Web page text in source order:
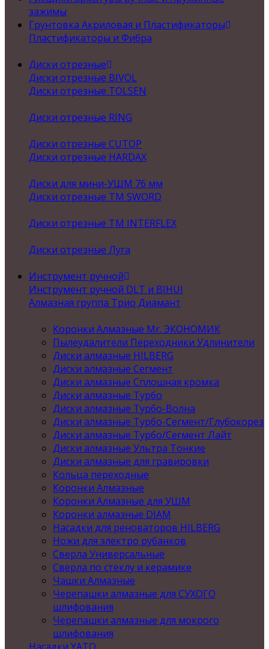
зажимы
Грунтовка Акриловая и Пластификаторы
Пластификаторы и Фибра
Диски отрезные
Диски отрезные BIVOL
Диски отрезные TOLSEN
Диски отрезные RING
Диски отрезные CUTOP
Диски отрезные HARDAX
Диски для мини-УШМ 76 мм
Диски отрезные ТМ SWORD
Диски отрезные ТМ INTERFLEX
Диски отрезные Луга
Инструмент ручной
Инструмент ручной DLT и BIHUI
Алмазная группа Трио Диамант
Коронки Алмазные Mr. ЭКОНОМИК
Пылеудалители Переходники Удлинители
Диски алмазные HILBERG
Диски алмазные Сегмент
Диски алмазные Сплошная кромка
Диски алмазные Турбо
Диски алмазные Турбо-Волна
Диски алмазные Турбо-Сегмент/Глубокорез
Диски алмазные Турбо/Сегмент Лайт
Диски алмазные Ультра Тонкие
Диски алмазные для гравировки
Кольца переходные
Коронки Алмазные
Коронки Алмазные для УШМ
Коронки алмазные DIAM
Насадки для реноваторов HILBERG
Ножи для электро рубанков
Сверла Универсальные
Сверла по стеклу и керамике
Чашки Алмазные
Черепашки алмазные для СУХОГО
шлифования
Черепашки алмазные для мокрого
шлифования